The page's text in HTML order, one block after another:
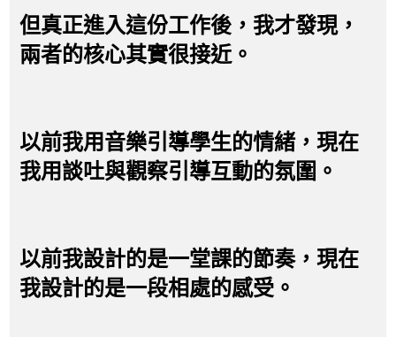
但真正進入這份工作後，我才發現，
兩者的核心其實很接近。
以前我用音樂引導學生的情緒，現在
我用談吐與觀察引導互動的氛圍。
以前我設計的是一堂課的節奏，現在
我設計的是一段相處的感受。